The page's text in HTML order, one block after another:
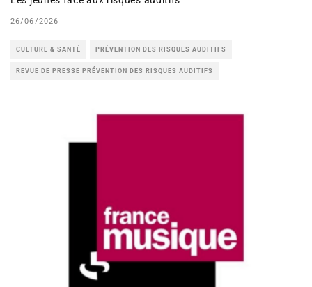
26/06/2026
CULTURE & SANTÉ PRÉVENTION DES RISQUES AUDITIFS
REVUE DE PRESSE PRÉVENTION DES RISQUES AUDITIFS